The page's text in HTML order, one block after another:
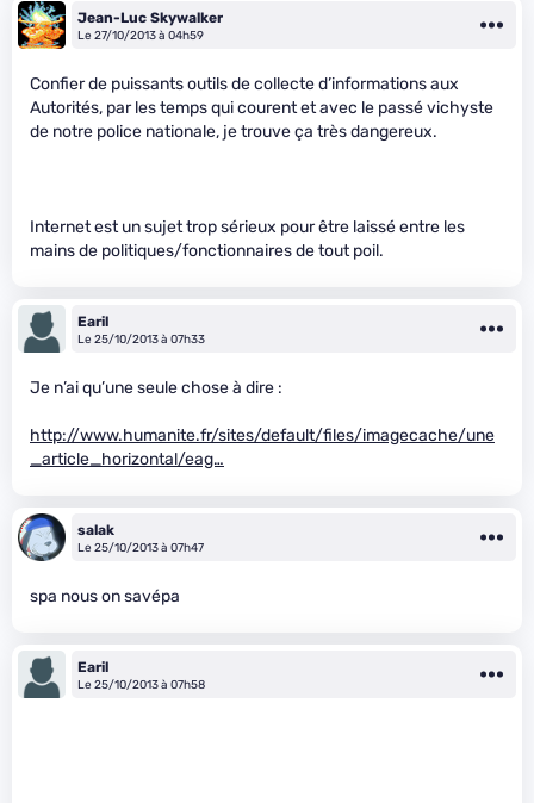
Jean-Luc Skywalker
Le 27/10/2013 à 04h59
Confier de puissants outils de collecte d’informations aux
Autorités, par les temps qui courent et avec le passé vichyste
de notre police nationale, je trouve ça très dangereux.
Internet est un sujet trop sérieux pour être laissé entre les
mains de politiques/fonctionnaires de tout poil.
Earil
Le 25/10/2013 à 07h33
Je n’ai qu’une seule chose à dire :
http://www.humanite.fr/sites/default/files/imagecache/une
_article_horizontal/eag…
salak
Le 25/10/2013 à 07h47
spa nous on savépa
Earil
Le 25/10/2013 à 07h58